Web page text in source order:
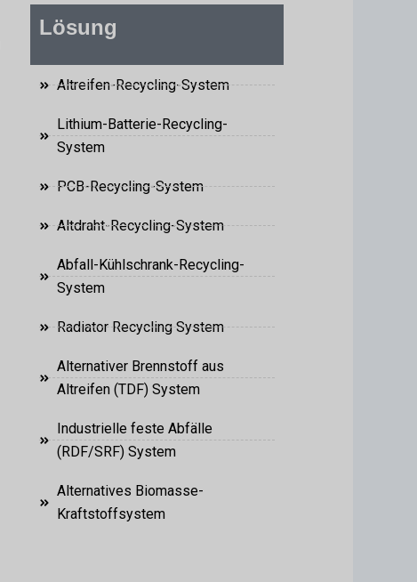
Lösung
Altreifen-Recycling-System
Lithium-Batterie-Recycling-
System
PCB-Recycling-System
Altdraht-Recycling-System
Abfall-Kühlschrank-Recycling-
System
Radiator Recycling System
Alternativer Brennstoff aus
Altreifen (TDF) System
Industrielle feste Abfälle
(RDF/SRF) System
Alternatives Biomasse-
Kraftstoffsystem